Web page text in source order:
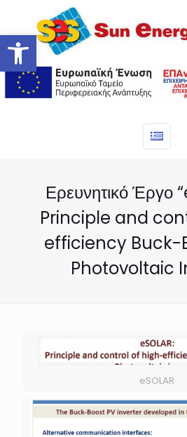
Ανοίξτε τη
Ερευνητικό Έργο
Principle and
efficiency Buck-
Photovoltaic
eSOLAR